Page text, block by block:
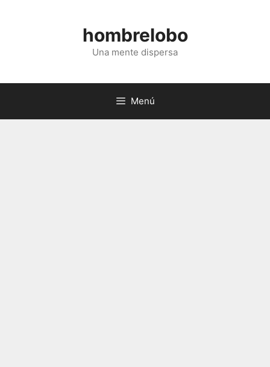
hombrelobo
Una mente dispersa
Menú